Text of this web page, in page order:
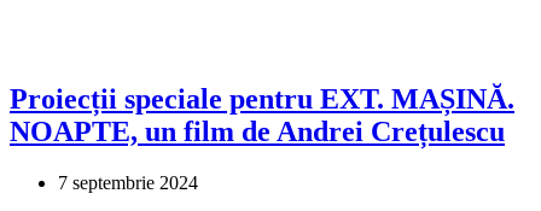
Proiecții speciale pentru EXT. MAȘINĂ.
NOAPTE, un film de Andrei Crețulescu
7 septembrie 2024